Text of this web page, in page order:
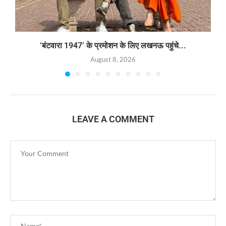
‘बंटवारा 1947’ के प्रमोशन के लिए लखनऊ पहुंचे...
August 8, 2026
LEAVE A COMMENT